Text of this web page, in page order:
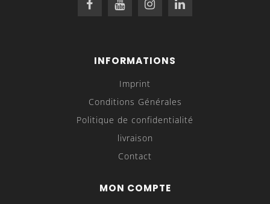
INFORMATIONS
Imprint
Conditions Générales
Politique de confidentialité
livraison
Contact
MON COMPTE